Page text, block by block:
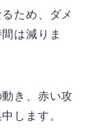
ため、ダメ
は減りま
き、赤い攻
します。